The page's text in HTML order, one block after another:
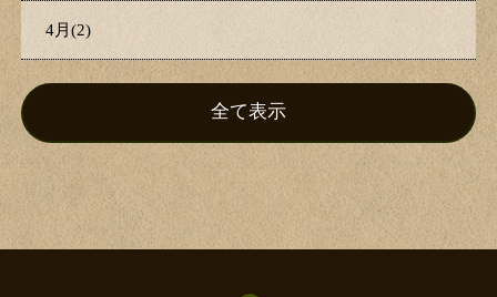
4月(2)
全て表示